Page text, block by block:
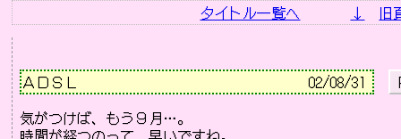
タイトル一覧へ ↓ 旧
ＡＤＳＬ 02/08/31
気がつけば、もう９月…。